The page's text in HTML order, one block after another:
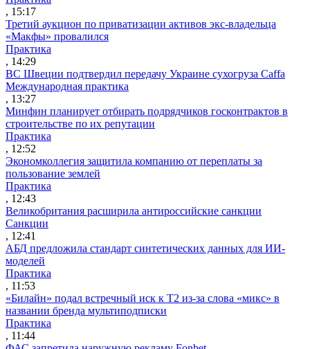
, 15:17
Третий аукцион по приватизации активов экс-владельца
«Макфы» провалился
Практика
, 14:29
ВС Швеции подтвердил передачу Украине сухогруза Caffa
Международная практика
, 13:27
Минфин планирует отбирать подрядчиков госконтрактов в
строительстве по их репутации
Практика
, 12:52
Экономколлегия защитила компанию от переплаты за
пользование землей
Практика
, 12:43
Великобритания расширила антироссийские санкции
Санкции
, 12:41
АБД предложила стандарт синтетических данных для ИИ-
моделей
Практика
, 11:53
«Билайн» подал встречный иск к Т2 из-за слова «микс» в
названии бренда мультиподписки
Практика
, 11:44